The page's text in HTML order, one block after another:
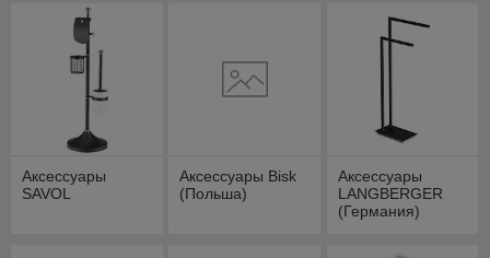
Аксессуары
SAVOL
Аксессуары Bisk
(Польша)
Аксессуары
LANGBERGER
(Германия)